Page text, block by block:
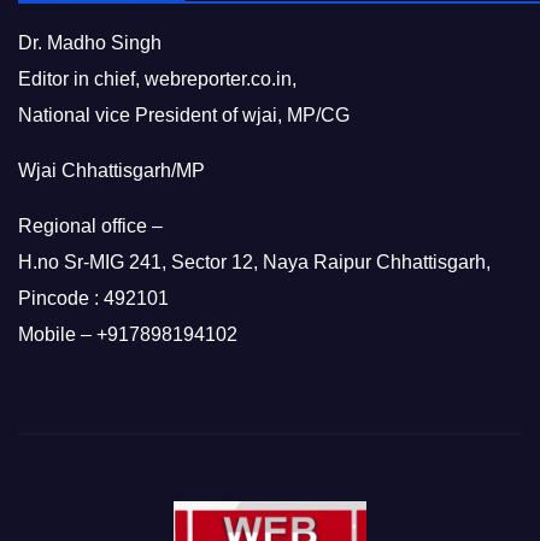
Dr. Madho Singh
Editor in chief, webreporter.co.in,
National vice President of wjai, MP/CG
Wjai Chhattisgarh/MP
Regional office –
H.no Sr-MIG 241, Sector 12, Naya Raipur Chhattisgarh,
Pincode : 492101
Mobile – +917898194102